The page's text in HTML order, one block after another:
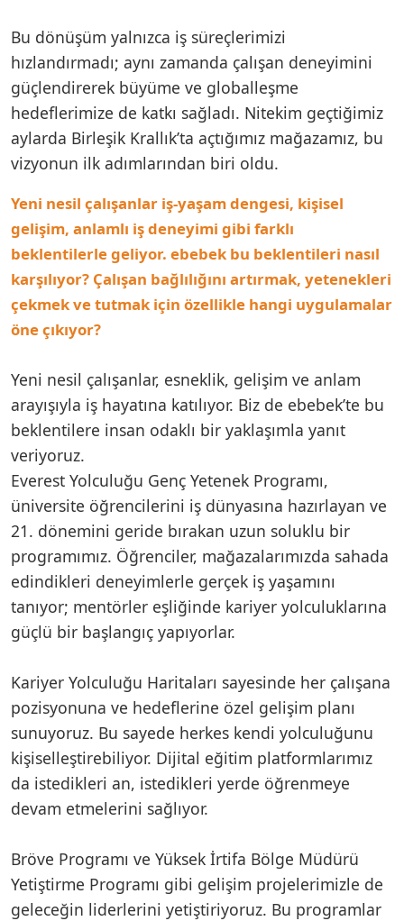
Bu dönüşüm yalnızca iş süreçlerimizi
hızlandırmadı; aynı zamanda çalışan deneyimini
güçlendirerek büyüme ve globalleşme
hedeflerimize de katkı sağladı. Nitekim geçtiğimiz
aylarda Birleşik Krallık’ta açtığımız mağazamız, bu
vizyonun ilk adımlarından biri oldu.
Yeni nesil çalışanlar iş-yaşam dengesi, kişisel
gelişim, anlamlı iş deneyimi gibi farklı
beklentilerle geliyor. ebebek bu beklentileri nasıl
karşılıyor? Çalışan bağlılığını artırmak, yetenekleri
çekmek ve tutmak için özellikle hangi uygulamalar
öne çıkıyor?
Yeni nesil çalışanlar, esneklik, gelişim ve anlam
arayışıyla iş hayatına katılıyor. Biz de ebebek’te bu
beklentilere insan odaklı bir yaklaşımla yanıt
veriyoruz.
Everest Yolculuğu Genç Yetenek Programı,
üniversite öğrencilerini iş dünyasına hazırlayan ve
21. dönemini geride bırakan uzun soluklu bir
programımız. Öğrenciler, mağazalarımızda sahada
edindikleri deneyimlerle gerçek iş yaşamını
tanıyor; mentörler eşliğinde kariyer yolculuklarına
güçlü bir başlangıç yapıyorlar.
Kariyer Yolculuğu Haritaları sayesinde her çalışana
pozisyonuna ve hedeflerine özel gelişim planı
sunuyoruz. Bu sayede herkes kendi yolculuğunu
kişiselleştirebiliyor. Dijital eğitim platformlarımız
da istedikleri an, istedikleri yerde öğrenmeye
devam etmelerini sağlıyor.
Bröve Programı ve Yüksek İrtifa Bölge Müdürü
Yetiştirme Programı gibi gelişim projelerimizle de
geleceğin liderlerini yetiştiriyoruz. Bu programlar